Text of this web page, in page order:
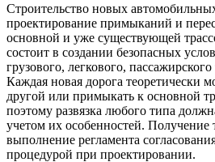
Строительство новых
проектирование примыканий и
основной и уже существующей
состоит в создании безопасных
грузового, легкового,
Каждая новая дорога теоретически
другой или примыкать к основной
поэтому развязка любого типа
учетом их особенностей. Получение
выполнение регламента
процедурой при проектировании.